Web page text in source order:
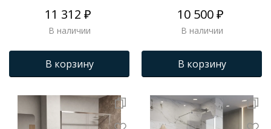
11 312 ₽
В наличии
В корзину
10 500 ₽
В наличии
В корзину